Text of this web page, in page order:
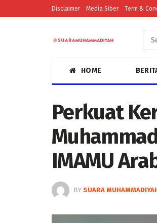
Disclaimer Media Siber Term &
HOME
Perkuat
IMAMU
BY SUARA